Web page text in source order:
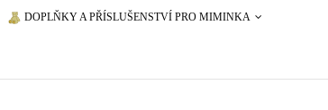
DOPLŇKY A PŘÍSLUŠENSTVÍ PRO MIMINKA